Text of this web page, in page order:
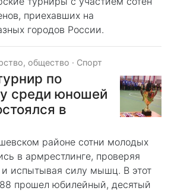
приехавших на
городов России.
общество · Спорт
по
среди юношей
в
районе сотни молодых
в армрестлинге, проверяя
и испытывая силу мышц. В этот
прошел юбилейный, десятый